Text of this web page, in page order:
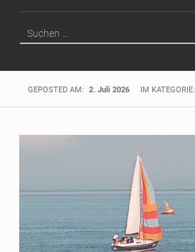
E
Z
U
T
GEPOSTED AM: 2. Juli 2026 IM KATEGORIE: